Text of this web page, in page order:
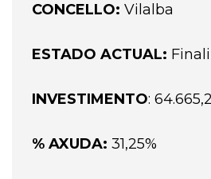
CONCELLO: Vilalba
ESTADO ACTUAL:
INVESTIMENTO:
% AXUDA: 31,25%